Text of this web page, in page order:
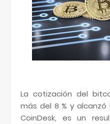
La cotización del
más del 8 % y alcanzó
CoinDesk, es un